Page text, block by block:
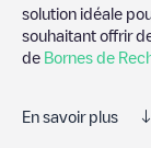
solution idéale
souhaitant offrir
de Bornes de
En savoir plus